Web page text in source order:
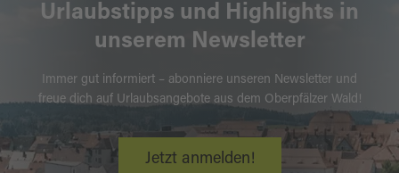
Urlaubstipps und Highlights in
unserem Newsletter
Immer gut informiert – abonniere unseren Newsletter und
freue dich auf Urlaubsangebote aus dem Oberpfälzer Wald!
Jetzt anmelden!